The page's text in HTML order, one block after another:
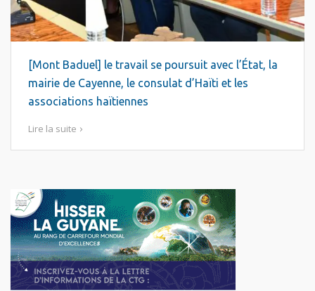
[Mont Baduel] le travail se poursuit avec l’État, la
mairie de Cayenne, le consulat d’Haïti et les
associations haïtiennes
Lire la suite